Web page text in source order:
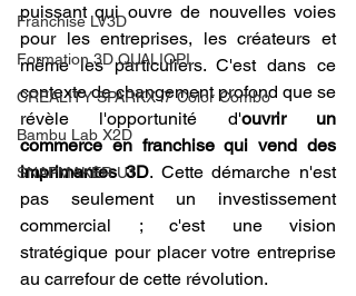
Franchise LV3D
Formation 3D QUALIOPI
CREALITY SPARKX i7 Color Combo
Bambu Lab X2D
SNAPMAKER U1
puissant qui ouvre de nouvelles voies
pour les entreprises, les créateurs et
même les particuliers. C'est dans ce
contexte de changement profond que se
révèle l'opportunité d'ouvrir un
commerce en franchise qui vend des
imprimantes 3D. Cette démarche n'est
pas seulement un investissement
commercial ; c'est une vision
stratégique pour placer votre entreprise
au carrefour de cette révolution.